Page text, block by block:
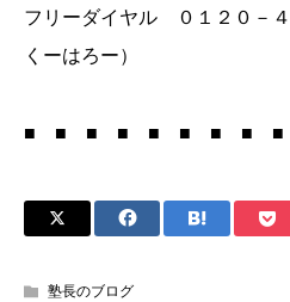
フリーダイヤル ０１２０－
くーはろー）
■ ■ ■ ■ ■ ■ ■ ■
塾長のブログ